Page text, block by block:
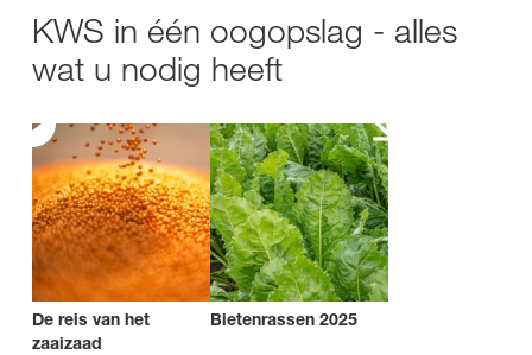
KWS in één oogopslag - alles
wat u nodig heeft
De reis van het
zaaizaad
Bietenrassen 2025